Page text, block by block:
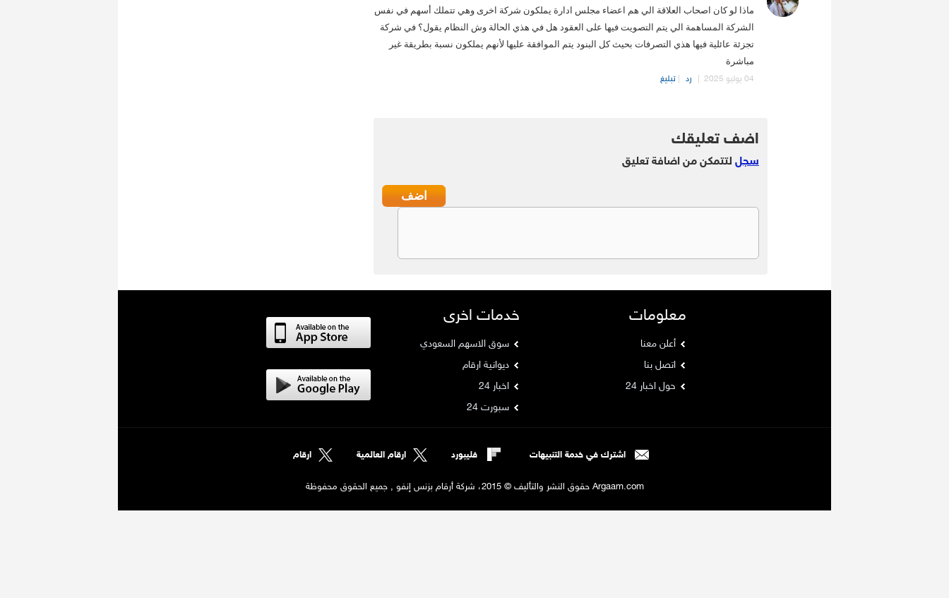
ماذا لو كان اصحاب العلاقة الي هم اعضاء مجلس ادارة يملكون شركة اخرى وهي تتملك أسهم في نفس
الشركة المساهمة الي يتم التصويت فيها على العقود هل في هذي الحالة وش النظام يقول؟ في شركة
تجزئة عائلية فيها هذي التصرفات بحيث كل البنود يتم الموافقة عليها لأنهم يملكون نسبة بطريقة غير
مباشرة
04 يوليو 2025 رد تبليغ
اضف تعليقك
سجل لتتمكن من اضافة تعليق
معلومات
أعلن معنا
اتصل بنا
حول اخبار 24
خدمات اخرى
سوق الاسهم السعودي
ديوانية ارقام
اخبار 24
سبورت 24
ارقام ارقام العالمية فليبورد اشترك في خدمة التنبيهات
Argaam.com حقوق النشر والتأليف © 2015، شركة أرقام بزنس إنفو , جميع الحقوق محفوظة